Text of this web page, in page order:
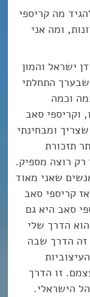
מה קריספי
ומה אני
ישראל והמון
שבערך התחלתי
וכמה
וקריספי סאב
ומבחינתי
תזכורת
רק רוצה מספיק.
שאני מאוד
קריספי סאב
סאב היא גם
הדרך שלי
זה הדרך שבה
זו הדרך
הישראלי.